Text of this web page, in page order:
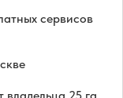
сервисов